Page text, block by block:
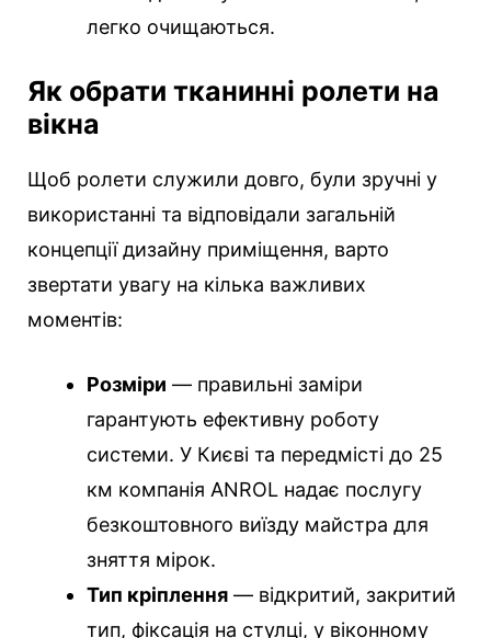
легко очищаються.
Як обрати тканинні ролети на
вікна
Щоб ролети служили довго, були зручні у
використанні та відповідали загальній
концепції дизайну приміщення, варто
звертати увагу на кілька важливих
моментів:
Розміри — правильні заміри
гарантують ефективну роботу
системи. У Києві та передмісті до 25
км компанія ANROL надає послугу
безкоштовного виїзду майстра для
зняття мірок.
Тип кріплення — відкритий, закритий
тип, фіксація на стулці, у віконному